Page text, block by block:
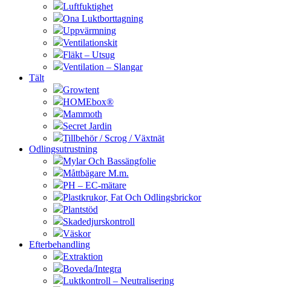
Luftfuktighet
Ona Luktborttagning
Uppvärmning
Ventilationskit
Fläkt – Utsug
Ventilation – Slangar
Tält
Growtent
HOMEbox®
Mammoth
Secret Jardin
Tillbehör / Scrog / Växtnät
Odlingsutrustning
Mylar Och Bassängfolie
Måttbägare M.m.
PH – EC-mätare
Plastkrukor, Fat Och Odlingsbrickor
Plantstöd
Skadedjurskontroll
Väskor
Efterbehandling
Extraktion
Boveda/Integra
Luktkontroll – Neutralisering